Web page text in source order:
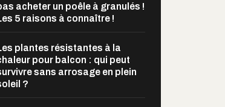
acheter un poêle à granulés !
5 raisons à connaître !
plantes résistantes à la
pour balcon : qui peut
sans arrosage en plein
?